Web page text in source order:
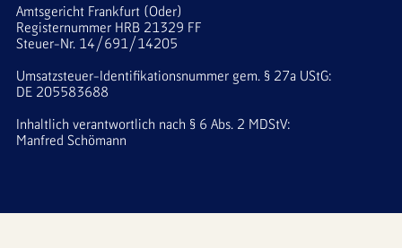
Amtsgericht Frankfurt (Oder)
Registernummer HRB 21329 FF
Steuer-Nr. 14/691/14205
Umsatzsteuer-Identifikationsnummer gem. § 27a UStG:
DE 205583688
Inhaltlich verantwortlich nach § 6 Abs. 2 MDStV:
Manfred Schömann